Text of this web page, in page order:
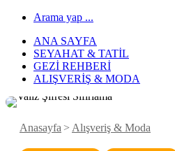
Arama yap ...
ANA SAYFA
SEYAHAT & TATIL
GEZI REHBERI
ALIŞVERIŞ & MODA
Anasayfa > Alışveriş & Moda